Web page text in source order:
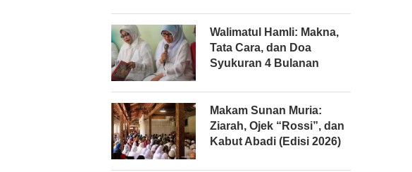
Walimatul Hamli: Makna,
Tata Cara, dan Doa
Syukuran 4 Bulanan
Makam Sunan Muria:
Ziarah, Ojek “Rossi”, dan
Kabut Abadi (Edisi 2026)